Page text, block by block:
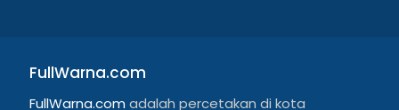
FullWarna.com
FullWarna.com adalah percetakan di kota